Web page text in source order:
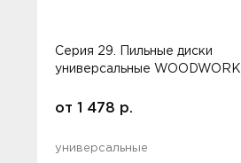
Серия 29. Пильные диски
универсальные WOODWORK
от 1 478 р.
универсальные